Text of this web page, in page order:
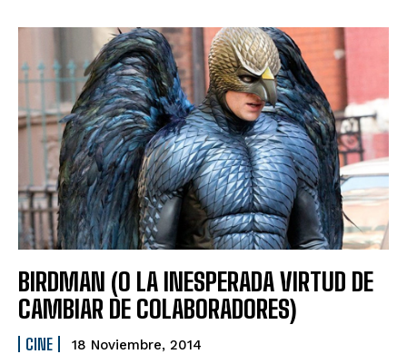
BIRDMAN (O LA INESPERADA VIRTUD DE
CAMBIAR DE COLABORADORES)
CINE 18 Noviembre, 2014